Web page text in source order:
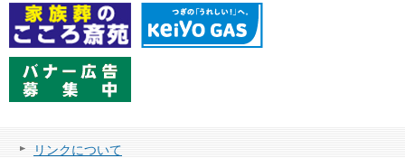
リンクについて